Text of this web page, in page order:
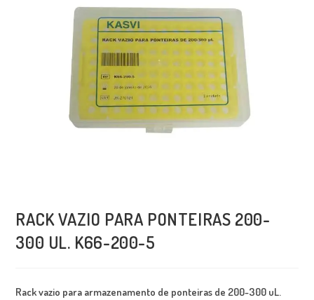
RACK VAZIO PARA PONTEIRAS 200-
300 UL. K66-200-5
Rack vazio para armazenamento de ponteiras de 200-300 uL.